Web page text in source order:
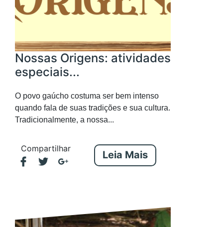
Nossas Origens: atividades
especiais...
O povo gaúcho costuma ser bem intenso
quando fala de suas tradições e sua cultura.
Tradicionalmente, a nossa...
Compartilhar
Leia Mais